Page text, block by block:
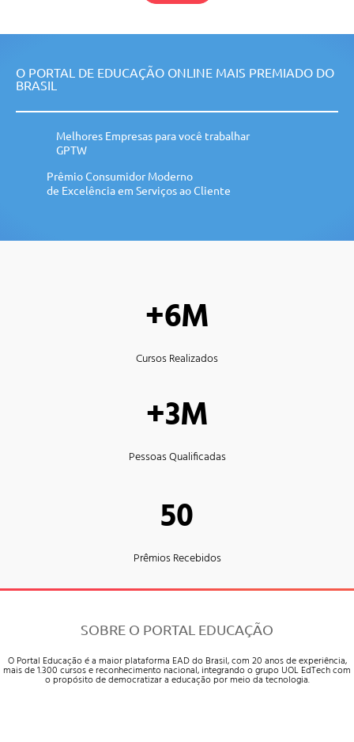
O PORTAL DE EDUCAÇÃO ONLINE MAIS PREMIADO DO
BRASIL
Melhores Empresas para você trabalhar
GPTW
Prêmio Consumidor Moderno
de Excelência em Serviços ao Cliente
+6M
Cursos Realizados
+3M
Pessoas Qualificadas
50
Prêmios Recebidos
SOBRE O PORTAL EDUCAÇÃO
O Portal Educação é a maior plataforma EAD do Brasil, com 20 anos de experiência,
mais de 1.300 cursos e reconhecimento nacional, integrando o grupo UOL EdTech com
o propósito de democratizar a educação por meio da tecnologia.